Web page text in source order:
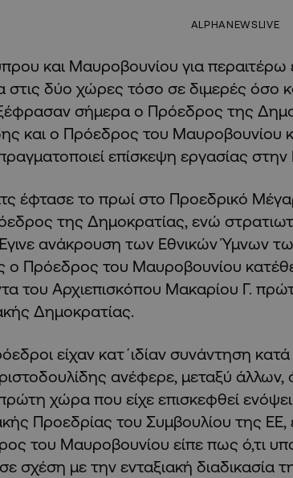
ALPHANEWSLIVE
και Μαυροβουνίου για περαιτέρω
δύο χώρες τόσο σε διμερές όσο
σήμερα ο Πρόεδρος της
και ο Πρόεδρος του Μαυροβουνίου
επίσκεψη εργασίας
έφτασε το πρωί στο Προεδρικό
της Δημοκρατίας, ενώ
ανάκρουση των Εθνικών Ύμνων
ο Πρόεδρος του Μαυροβουνίου
του Αρχιεπισκόπου Μακαρίου Γ.
Δημοκρατίας.
είχαν κατ΄ιδίαν συνάντηση
ανέφερε, μεταξύ άλλων,
χώρα που είχε επισκεφθεί
Προεδρίας του Συμβουλίου της
του Μαυροβουνίου είπε πως ό,τι
σχέση με την ενταξιακή διαδικασία